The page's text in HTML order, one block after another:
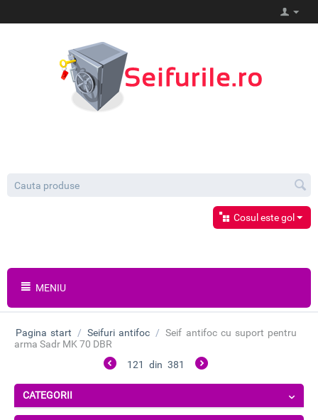
Cosul este gol
MENIU
Pagina start / Seifuri antifoc / Seif antifoc cu suport pentru
arma Sadr MK 70 DBR
121
din 381
CATEGORII